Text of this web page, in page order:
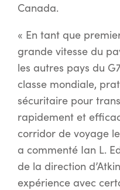
Canada.
« En tant que
grande vitesse du
les autres pays du
classe mondiale,
sécuritaire pour
rapidement et
corridor de voyage
a commenté Ian L.
de la direction
expérience avec